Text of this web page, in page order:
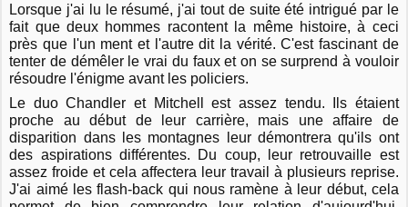
Lorsque j'ai lu le résumé, j'ai tout de suite été intrigué par le
fait que deux hommes racontent la même histoire, à ceci
près que l'un ment et l'autre dit la vérité. C'est fascinant de
tenter de démêler le vrai du faux et on se surprend à vouloir
résoudre l'énigme avant les policiers.
Le duo Chandler et Mitchell est assez tendu. Ils étaient
proche au début de leur carrière, mais une affaire de
disparition dans les montagnes leur démontrera qu'ils ont
des aspirations différentes. Du coup, leur retrouvaille est
assez froide et cela affectera leur travail à plusieurs reprise.
J'ai aimé les flash-back qui nous ramène à leur début, cela